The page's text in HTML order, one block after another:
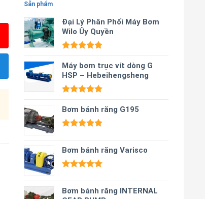
Sản phẩm
Đại Lý Phân Phối Máy Bơm
Wilo Ủy Quyền
hạng5.00
5 sao
Máy bơm trục vít dòng G
HSP – Hebeihengsheng
hạng5.00
5 sao
Bơm bánh răng G195
5 sao
Bơm bánh răng Varisco
5 sao
Bơm bánh răng INTERNAL